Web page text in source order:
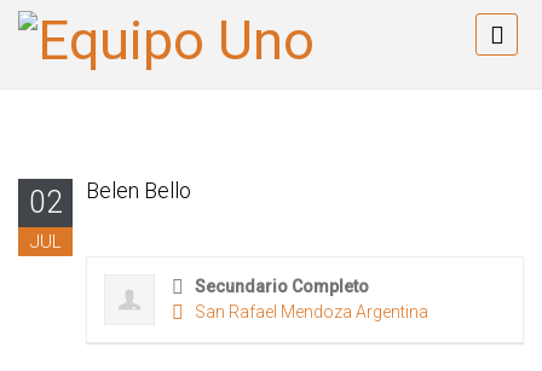
02
JUL
Belen Bello
Secundario Completo
San Rafael Mendoza Argentina